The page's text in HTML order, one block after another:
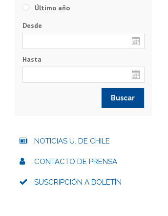
Último año
Desde
Hasta
NOTICIAS U. DE CHILE
CONTACTO DE PRENSA
SUSCRIPCIÓN A BOLETÍN